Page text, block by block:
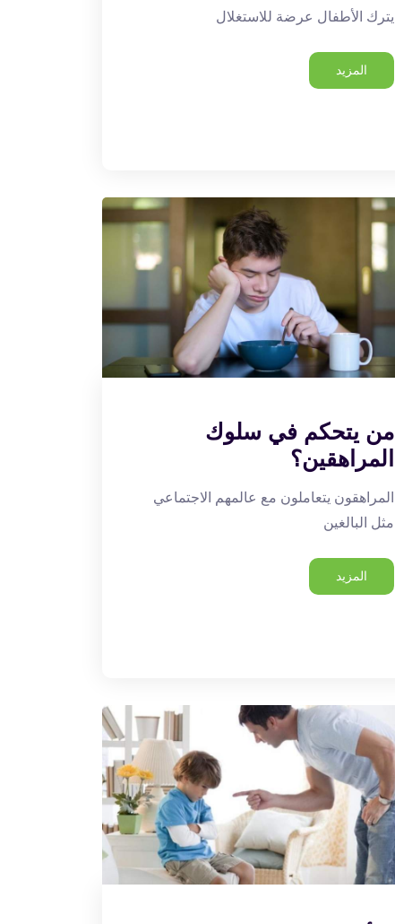
يترك الأطفال عرضة للاستغلال
المزيد
من يتحكم في سلوك
المراهقين؟
المراهقون يتعاملون مع عالمهم الاجتماعي
مثل البالغين
المزيد